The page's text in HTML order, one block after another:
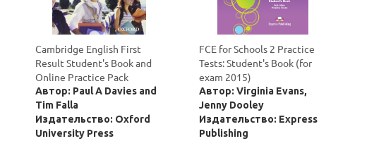
Cambridge English First
Result Student's Book and
Online Practice Pack
Автор: Paul A Davies and
Tim Falla
Издательство: Oxford
University Press
FCE for Schools 2 Practice
Tests: Student's Book (for
exam 2015)
Автор: Virginia Evans,
Jenny Dooley
Издательство: Express
Publishing